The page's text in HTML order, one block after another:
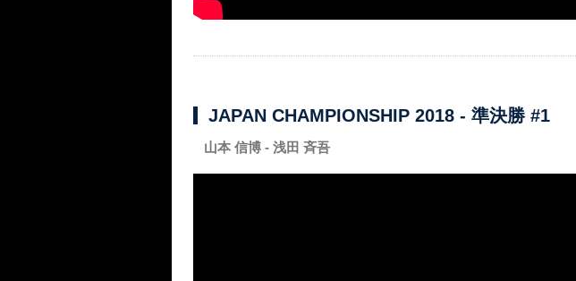
JAPAN CHAMPIONSHIP 2018 - 準決勝 #1
山本 信博 - 浅田 斉吾